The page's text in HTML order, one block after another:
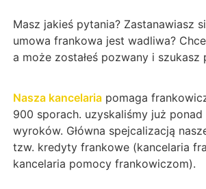
Masz jakieś pytania? Zastanawiasz
umowa frankowa jest wadliwa?
a może zostałeś pozwany i szukasz
Nasza kancelariapomaga
900 sporach. uzyskaliśmy już
wyroków. Główna spejcalizacją
tzw. kredyty frankowe (kancelaria
kancelaria pomocy frankowiczom).